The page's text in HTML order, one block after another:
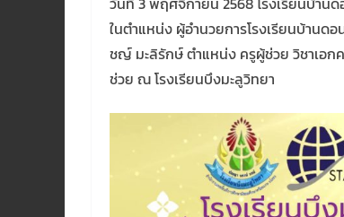
ในตำแหน่ง ผู้อำนวยการโรงเรียนบ้าน
ชญ์ มะลิรักษ์ ตำแหน่ง ครูผู้ช่วย วิชาเอก
ช่วย ณ โรงเรียนบึงมะลูวิทยา